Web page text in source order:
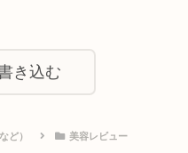
き込む
ど） 美容レビュー